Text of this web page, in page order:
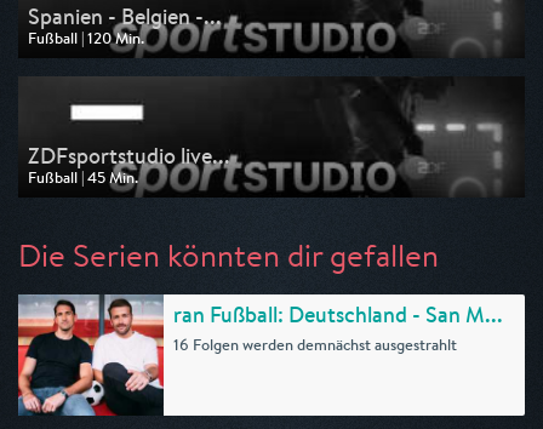
Spanien - Belgien -...
Fußball | 120 Min.
Ausgestrahlt von ZDF
am 10.07.2026, 21:00
ZDFsportstudio live...
Fußball | 45 Min.
Ausgestrahlt von ZDF
Die Serien könnten dir gefallen
ran Fußball: Deutschland - San M...
16 Folgen werden demnächst ausgestrahlt